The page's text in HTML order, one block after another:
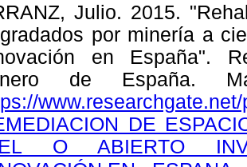
Julio. 2015.
por minería a
en España".
de España.
DE
O ABIERTO